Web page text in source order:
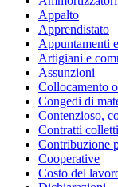
Appalto
Apprendistato
Appuntamenti
Artigiani e
Assunzioni
Collocamento
Congedi di
Contenzioso,
Contratti
Contribuzione
Cooperative
Costo del